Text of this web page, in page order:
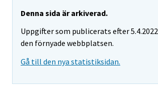
Denna sida är arkiverad.
Uppgifter som publicerats efter
den förnyade webbplatsen.
Gå till den nya statistiksidan.